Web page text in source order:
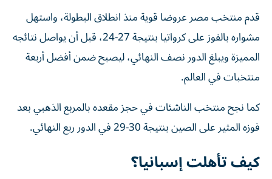
قدم منتخب مصر عروضا قوية منذ انطلاق البطولة، واستهل
مشواره بالفوز على كرواتيا بنتيجة 27-24، قبل أن يواصل نتائجه
المميزة ويبلغ الدور نصف النهائي، ليصبح ضمن أفضل أربعة
منتخبات في العالم.
كما نجح منتخب الناشئات في حجز مقعده بالمربع الذهبي بعد
فوزه المثير على الصين بنتيجة 30-29 في الدور ربع النهائي.
كيف تأهلت إسبانيا؟